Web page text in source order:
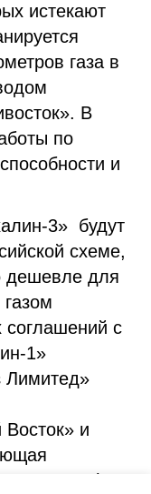
истекают
газа в
В
по
и
3» будут
схеме,
дешевле для
с
1»
Лимитед»
Восток» и
(с